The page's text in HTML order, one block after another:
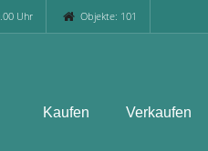
Uhr Objekte: 101
Kaufen Verkaufen